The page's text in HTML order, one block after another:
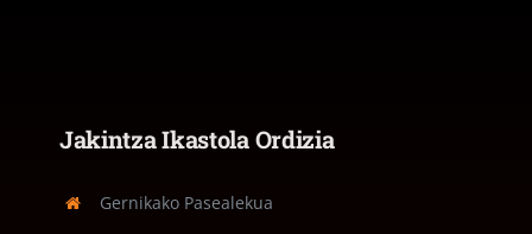
Jakintza Ikastola Ordizia
Gernikako Pasealekua